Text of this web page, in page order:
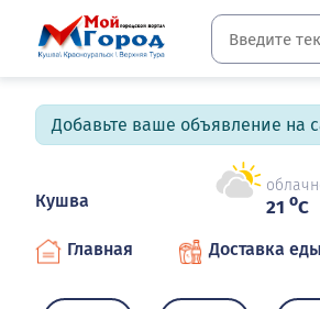
Добавьте ваше объявление на
Кушва 21 oC
Главная Доставка еды